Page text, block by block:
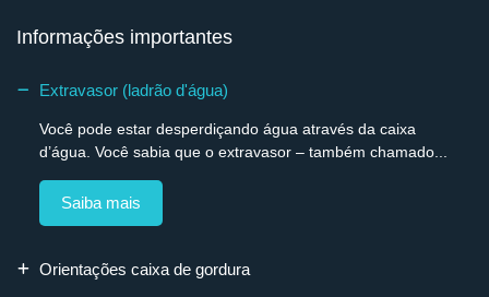
Informações importantes
Extravasor (ladrão d'água)
Você pode estar desperdiçando água através da caixa
d’água. Você sabia que o extravasor – também chamado...
Saiba mais
Orientações caixa de gordura